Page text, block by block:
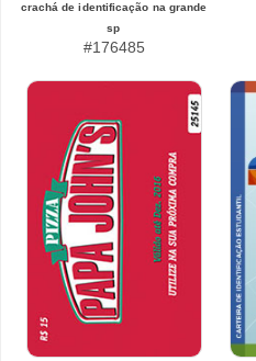
crachá de identificação na grande
sp
#176485